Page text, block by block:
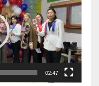
02:47